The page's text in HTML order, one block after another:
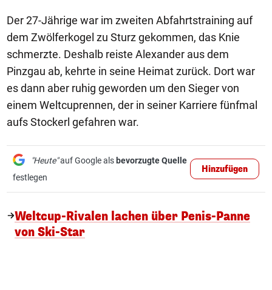
Der 27-Jährige war im zweiten Abfahrtstraining auf
dem Zwölferkogel zu Sturz gekommen, das Knie
schmerzte. Deshalb reiste Alexander aus dem
Pinzgau ab, kehrte in seine Heimat zurück. Dort war
es dann aber ruhig geworden um den Sieger von
einem Weltcuprennen, der in seiner Karriere fünfmal
aufs Stockerl gefahren war.
"Heute"auf Google als bevorzugte Quelle
festlegen
Hinzufügen
Weltcup-Rivalen lachen über Penis-Panne
von Ski-Star